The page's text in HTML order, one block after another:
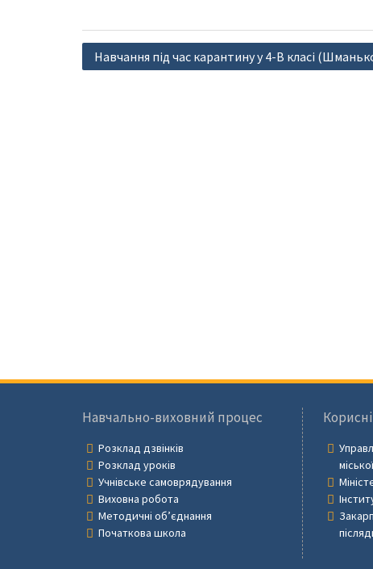
Навігація
Навчання під час карантину у 4-В класі
Навчально-виховний процес
Розклад дзвінків
Розклад уроків
Учнівське самоврядування
Виховна робота
Методичні об’єднання
Початкова школа